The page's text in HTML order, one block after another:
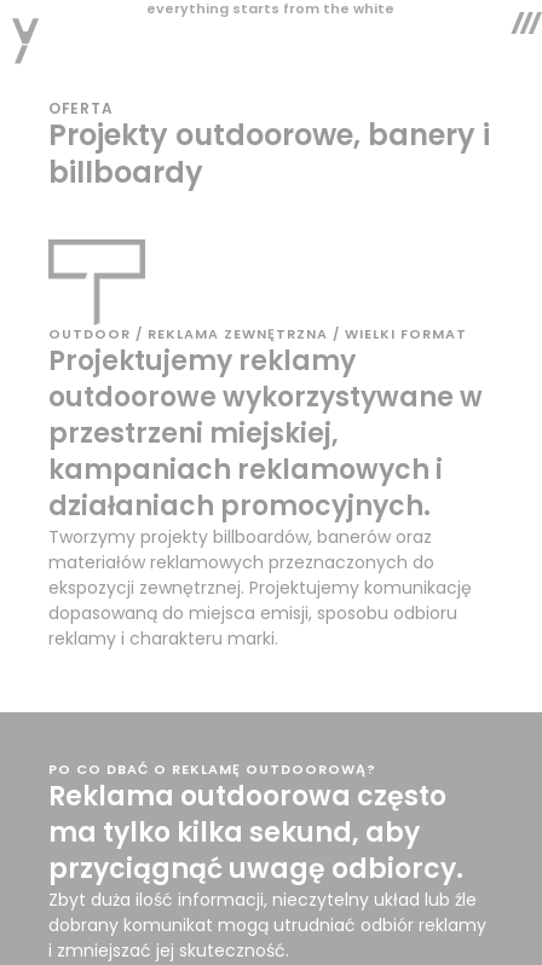
everything starts from the white
OFERTA
Projekty outdoorowe, banery i
billboardy
OUTDOOR / REKLAMA ZEWNĘTRZNA / WIELKI FORMAT
Projektujemy reklamy
outdoorowe wykorzystywane w
przestrzeni miejskiej,
kampaniach reklamowych i
działaniach promocyjnych.
Tworzymy projekty billboardów, banerów oraz
materiałów reklamowych przeznaczonych do
ekspozycji zewnętrznej. Projektujemy komunikację
dopasowaną do miejsca emisji, sposobu odbioru
reklamy i charakteru marki.
PO CO DBAĆ O REKLAMĘ OUTDOOROWĄ?
Reklama outdoorowa często
ma tylko kilka sekund, aby
przyciągnąć uwagę odbiorcy.
Zbyt duża ilość informacji, nieczytelny układ lub źle
dobrany komunikat mogą utrudniać odbiór reklamy
i zmniejszać jej skuteczność.